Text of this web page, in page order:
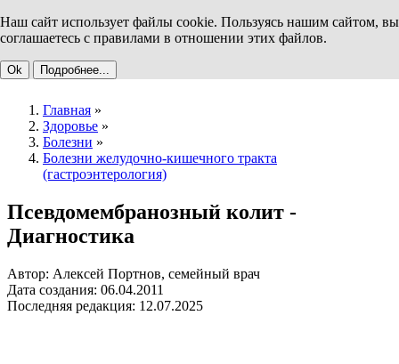
Наш сайт использует файлы cookie. Пользуясь нашим сайтом, вы
соглашаетесь с правилами в отношении этих файлов.
Ok Подробнее...
Главная »
Здоровье »
Болезни »
Болезни желудочно-кишечного тракта
(гастроэнтерология)
Псевдомембранозный колит -
Диагностика
Автор: Алексей Портнов, семейный врач
Дата создания: 06.04.2011
Последняя редакция: 12.07.2025